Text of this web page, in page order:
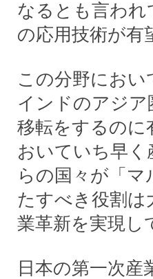
なるとも言われ
の応用技術が有
この分野にお
インドのアジア
移転をするのに
おいていち早く
らの国々が「
たすべき役割
業革新を実現し
日本の第一次